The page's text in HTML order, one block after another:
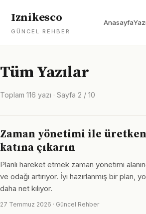
Iznikesco
GÜNCEL REHBER
Anasayfa
Tüm Yazılar
Toplam 116 yazı · Sayfa 2 / 10
Zaman yönetimi ile
katına çıkarın
Planlı hareket etmek zaman yönetimi
ve odağı artırıyor. İyi hazırlanmış bir plan,
daha net kılıyor.
27 Temmuz 2026 · Güncel Rehber